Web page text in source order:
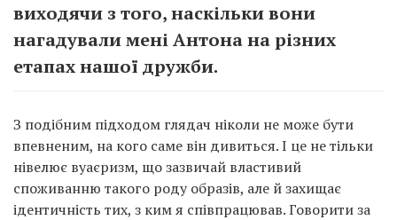
виходячи з того, наскільки вони
нагадували мені Антона на різних
етапах нашої дружби.
З подібним підходом глядач ніколи не може бути
впевненим, на кого саме він дивиться. І це не тільки
нівелює вуаєризм, що зазвичай властивий
споживанню такого роду образів, але й захищає
ідентичність тих, з ким я співпрацював. Говорити за